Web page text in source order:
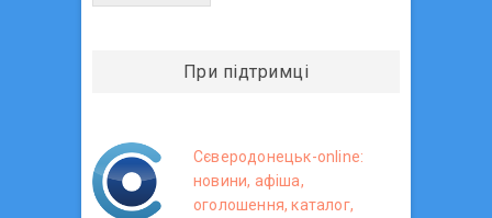
При підтримці
Сєверодонецьк-online:
новини, афіша,
оголошення, каталог,